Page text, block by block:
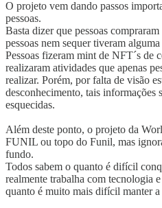
O projeto vem dando passos
pessoas.
Basta dizer que pessoas
pessoas nem sequer tiveram
Pessoas fizeram mint de NFT´s de
realizaram atividades que apenas
realizar. Porém, por falta de visão
desconhecimento, tais informações
esquecidas.
Além deste ponto, o projeto da
FUNIL ou topo do Funil, mas
fundo.
Todos sabem o quanto é difícil
realmente trabalha com tecnologia
quanto é muito mais difícil manter